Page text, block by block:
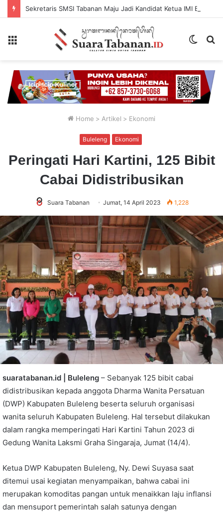
Switch
Home > Artikel > Ekonomi
Buleleng Ekonomi
Peringati Hari Kartini, 125 Bibit
Cabai Didistribusikan
Suara Tabanan Jumat, 14 April 2023 1,228
suaratabanan.id | Buleleng – Sebanyak 125 bibit cabai
didistribusikan kepada anggota Dharma Wanita Persatuan
(DWP) Kabupaten Buleleng beserta seluruh organisasi
wanita seluruh Kabupaten Buleleng. Hal tersebut dilakukan
dalam rangka memperingati Hari Kartini Tahun 2023 di
Gedung Wanita Laksmi Graha Singaraja, Jumat (14/4).
Ketua DWP Kabupaten Buleleng, Ny. Dewi Suyasa saat
ditemui usai kegiatan menyampaikan, bahwa cabai ini
merupakan komoditas pangan untuk menaikkan laju inflansi
dan mensuport pemerintah salah satunya dengan